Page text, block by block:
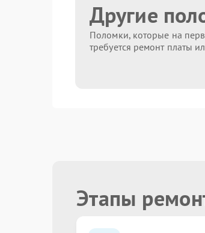
Другие
Поломки, которые на
требуется ремонт платы
Этапы